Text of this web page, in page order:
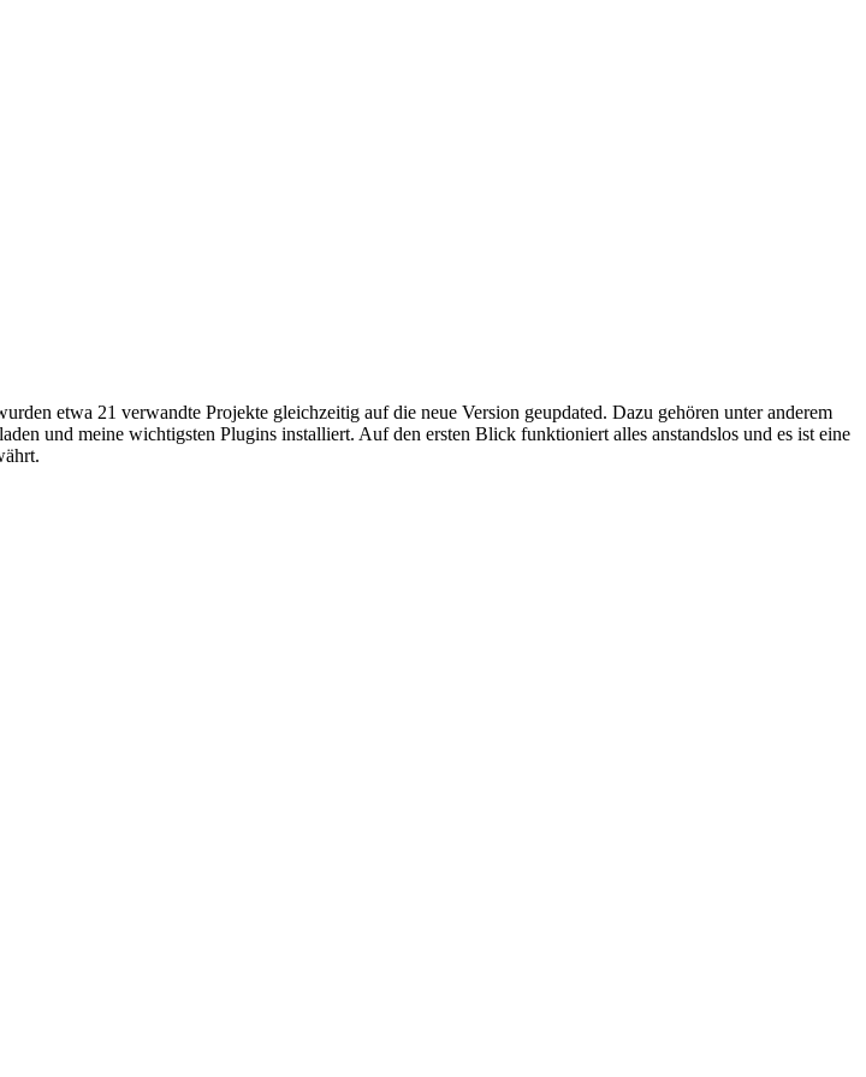
etwa 21 verwandte Projekte gleichzeitig auf die neue Version geupdated. Dazu gehören unter anderem
und meine wichtigsten Plugins installiert. Auf den ersten Blick funktioniert alles anstandslos und es ist eine